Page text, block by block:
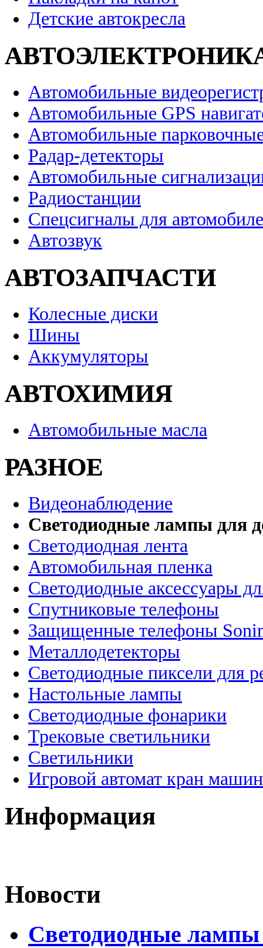
Детские автокресла
Автомобильные
Автомобильные GPS
Автомобильные
Радар-детекторы
Автомобильные
Радиостанции
Спецсигналы для
Автозвук
АВТОЗАПЧАСТИ
Колесные диски
Шины
Аккумуляторы
АВТОХИМИЯ
Автомобильные масла
РАЗНОЕ
Видеонаблюдение
Светодиодные лампы для
Светодиодная лента
Автомобильная пленка
Светодиодные аксессуары
Спутниковые телефоны
Защищенные телефоны
Металлодетекторы
Светодиодные пиксели для
Настольные лампы
Светодиодные фонарики
Трековые светильники
Светильники
Игровой автомат кран
Информация
Новости
Светодиодные лампы